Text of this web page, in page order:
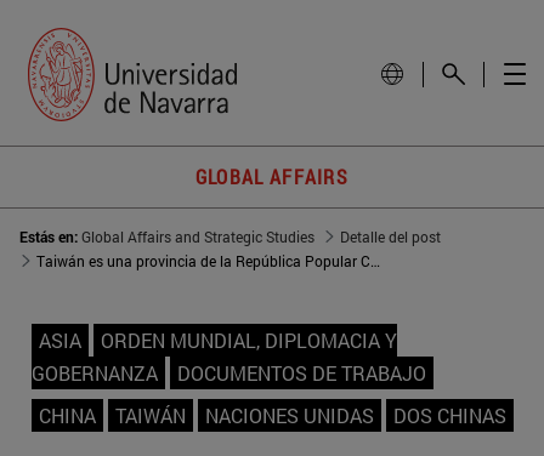
GLOBAL AFFAIRS
Estás en:Global Affairs and Strategic Studies
Detalle del post
Taiwán es una provincia de la República Popular China
ASIA
ORDEN MUNDIAL, DIPLOMACIA Y
GOBERNANZA
DOCUMENTOS DE TRABAJO
CHINA
TAIWÁN NACIONES UNIDAS DOS CHINAS